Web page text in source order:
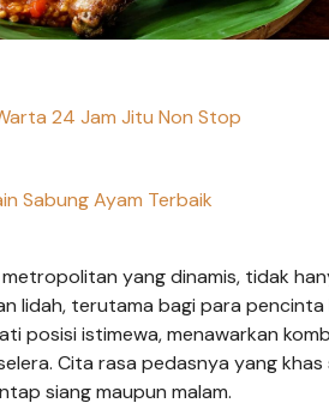
24 Jam Jitu Non Stop
Sabung Ayam Terbaik
yang dinamis, tidak
lidah, terutama bagi para
posisi istimewa, menawarkan
Cita rasa pedasnya yang
siang maupun malam.